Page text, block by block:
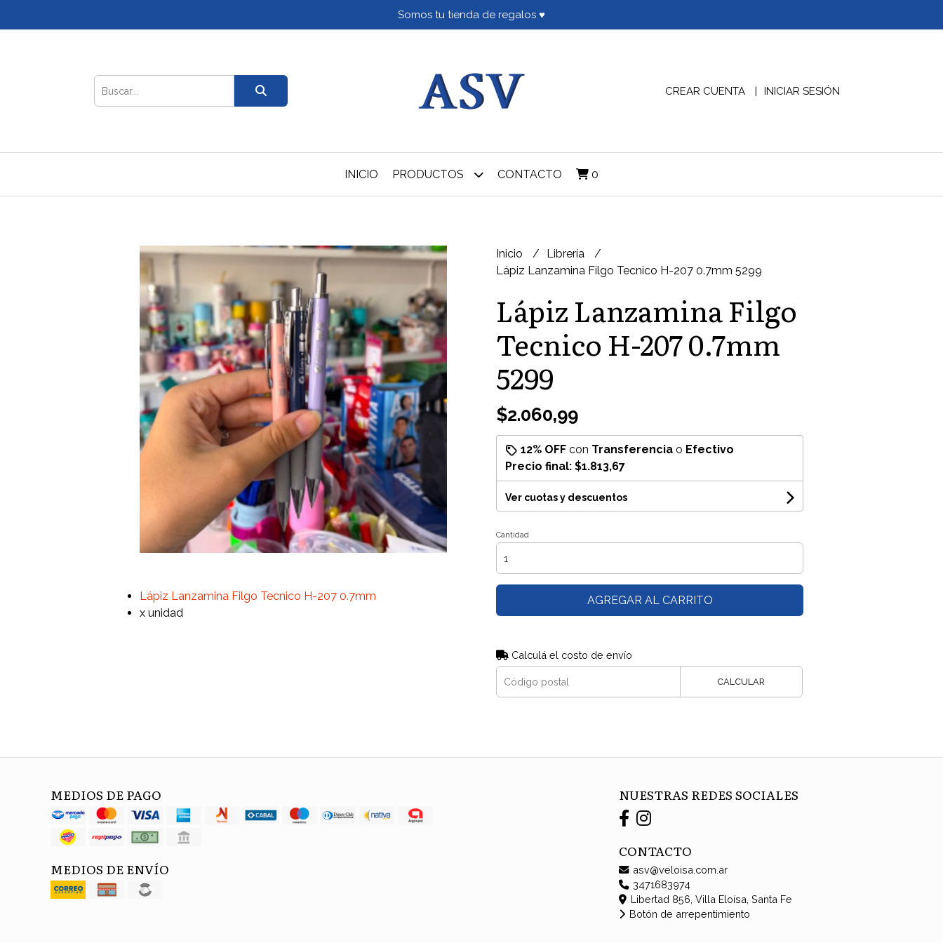
Somos tu tienda de regalos ♥
CREAR CUENTA INICIAR SESIÓN
INICIO PRODUCTOS CONTACTO 0
Lápiz Lanzamina Filgo Tecnico H-207 0.7mm
x unidad
Inicio
Librería
Lápiz Lanzamina Filgo Tecnico H-207 0.7mm 5299
Lápiz Lanzamina Filgo
Tecnico H-207 0.7mm
5299
$2.060,99
12% OFF con Transferencia o Efectivo
Precio final: $1.813,67
Ver cuotas y descuentos
Cantidad
AGREGAR AL CARRITO
Calculá el costo de envío
CALCULAR
MEDIOS DE PAGO
MEDIOS DE ENVÍO
NUESTRAS REDES SOCIALES
CONTACTO
asv@veloisa.com.ar
3471683974
Libertad 856, Villa Eloísa, Santa Fe
Botón de arrepentimiento